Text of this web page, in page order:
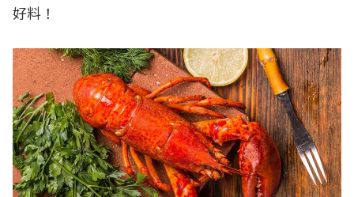
好料！